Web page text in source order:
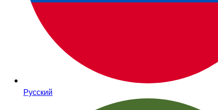
Русский